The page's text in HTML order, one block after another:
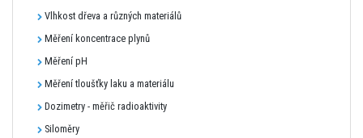
Vlhkost dřeva a různých materiálů
Měření koncentrace plynů
Měření pH
Měření tloušťky laku a materiálu
Dozimetry - měřič radioaktivity
Siloměry